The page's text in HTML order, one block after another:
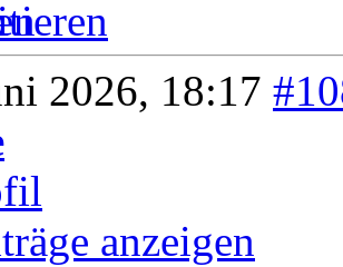
2026, 18:17
anzeigen